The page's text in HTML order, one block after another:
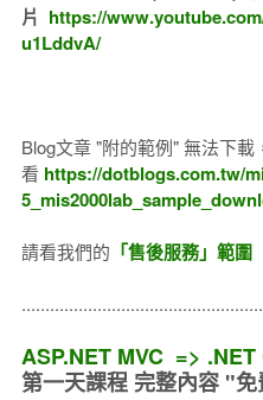
片 https://
u1LddvA/
Blog文章 "附的範例" 無法下載
看 https://dotblogs.com.tw/
請看我們的 「售後服務」範圍
ASP.NET MVC =>
第一天課程 完整內容 "